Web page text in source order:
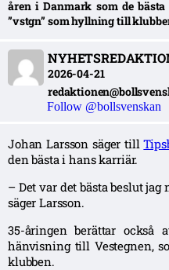
åren i Danmark som de
”vstgn” som hyllning till
2026-04-21
Follow @bollsvenskan
Johan Larsson säger till
den bästa i hans karriär.
– Det var det bästa beslut
säger Larsson.
35-åringen berättar också
hänvisning till Vestegnen,
klubben.